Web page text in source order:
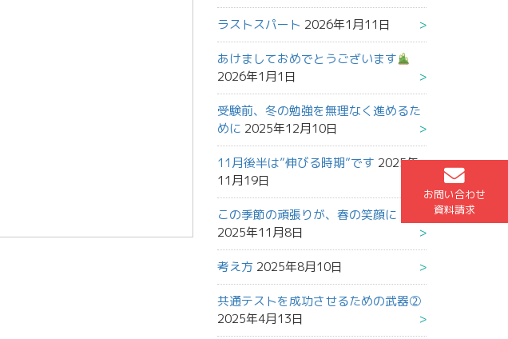
お問い合わせ
資料請求
ラストスパート 2026年1月11日
あけましておめでとうございます
2026年1月1日
受験前、冬の勉強を無理なく進めるた
めに 2025年12月10日
11月後半は”伸びる時期”です 2025年
11月19日
この季節の頑張りが、春の笑顔に
2025年11月8日
考え方 2025年8月10日
共通テストを成功させるための武器②
2025年4月13日